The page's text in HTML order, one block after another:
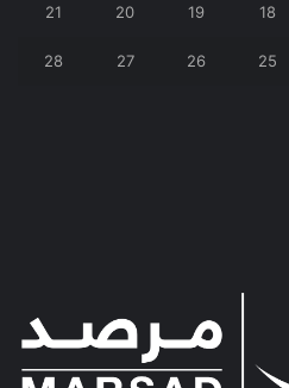
18
19
20
21
25
26
27
28